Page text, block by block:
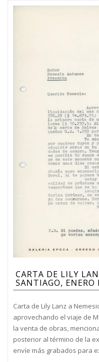
CARTA DE LILY
SANTIAGO, ENERO
Carta de Lily Lanz a
aprovechando el viaje de
la venta de obras,
posterior al término de la
envíe más grabados para